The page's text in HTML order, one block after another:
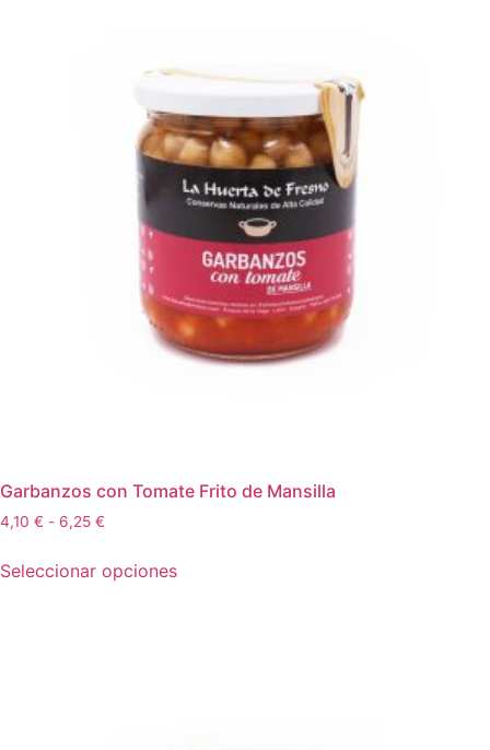
Garbanzos con Tomate Frito de Mansilla
4,10 € - 6,25 €
Seleccionar opciones